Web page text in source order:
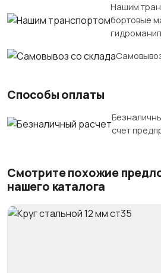
Нашим
бортовые
Способы оплаты
счет
Смотрите похожие
нашего каталога